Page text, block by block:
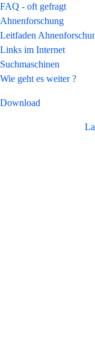
FAQ - oft gefragt
Ahnenforschung
Leitfaden
Links im Internet
Suchmaschinen
Wie geht es weiter ?
Download